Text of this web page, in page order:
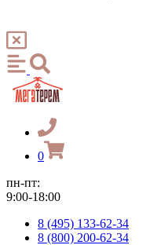
0
пн-пт:
9:00-18:00
8 (495) 133-62-34
8 (800) 200-62-34